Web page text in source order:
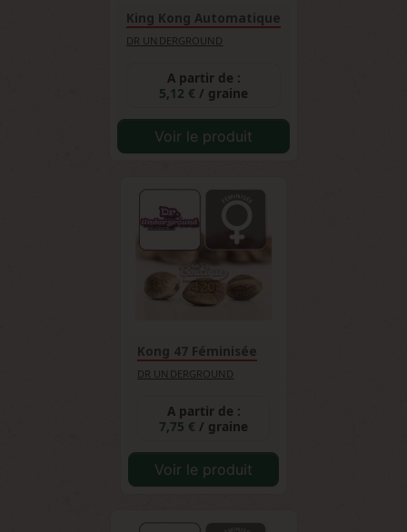
King Kong Automatique
DR UNDERGROUND
A partir de :
5,12 € / graine
Voir le produit
Kong 47 Féminisée
DR UNDERGROUND
A partir de :
7,75 € / graine
Voir le produit